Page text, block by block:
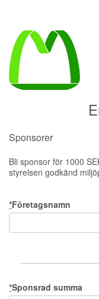
Sponsorer
Bli sponsor för 1000
styrelsen godkänd
*Företagsnamn
*Sponsrad summa